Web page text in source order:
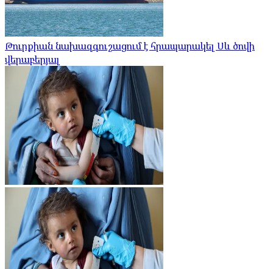
Թուրքիան նախազգուշացում է հրապարակել Սև ծովի
վերաբերյալ